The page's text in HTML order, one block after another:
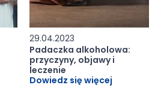
29.04.2023
Padaczka alkoholowa:
przyczyny, objawy i
leczenie
Dowiedz się więcej